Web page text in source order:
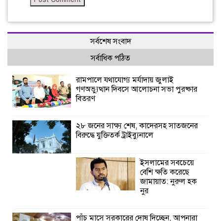
সর্বশেষ সংবাদ
সর্বাধিক পঠিত
রামপালে যথাযোগ্য মর্যাদায় জুলাই
গণঅভ্যুত্থান দিবসে আলোচনা সভা পুরষ্কার
বিতরণ
২৮ জনের সাক্ষ্য শেষ, কাদেরসহ সাতজনের
বিরুদ্ধে যুক্তিতর্ক ট্রাইব্যুনালে
ইসলামের সবচেয়ে
বেশি ক্ষতি করেছে
জামায়াত: নুরুল হক
নুর
পাঁচ মাসে সরকারের দোষ দিচ্ছেন, আপনারা